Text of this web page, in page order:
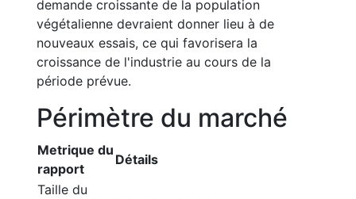
demande croissante de la population
végétalienne devraient donner lieu à de
nouveaux essais, ce qui favorisera la
croissance de l'industrie au cours de la
période prévue.
Périmètre du marché
Metrique du
rapport
Détails
Taille du